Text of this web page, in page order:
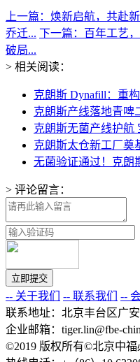
上一篇：焕新启航，共赴
乔迁... 下一篇：百年工艺
破局...
> 相关阅读：
克朗斯 Dynafill：重
克朗斯产线落地青啤
克朗斯无菌产线护航
克朗斯太仓新工厂奠
无菌验证通过！克朗
> 评论留言：
-- 关于我们 -- 联系我们 --
联系地址：北京丰台区广
企业邮箱：tiger.lin@fbe-
©2019 版权所有©北京中福